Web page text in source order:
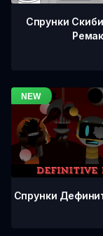
Спрунки
Спрунки